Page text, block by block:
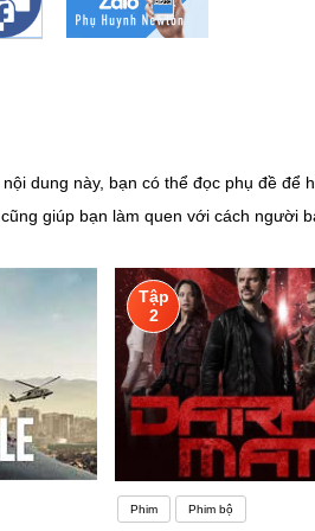
dung này, bạn có thể đọc phụ đề để
giúp bạn làm quen với cách người
định lại. Bạn nắm rõ hầu hết các
khăn hơn so với một số bạn bè của
cạnh những khó khăn nhỏ như con
Anh các bạn sinh viên sẽ nhận được
công việc ổn định với mức lương
là bạn đi du lịch, đi công tác,… miễn
Tập
2
Phim Phim bộ